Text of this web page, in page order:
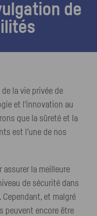
de
la vie privée de
et l'innovation au
que la sûreté et la
est l'une de nos
la meilleure
de sécurité dans
et malgré
peuvent encore être